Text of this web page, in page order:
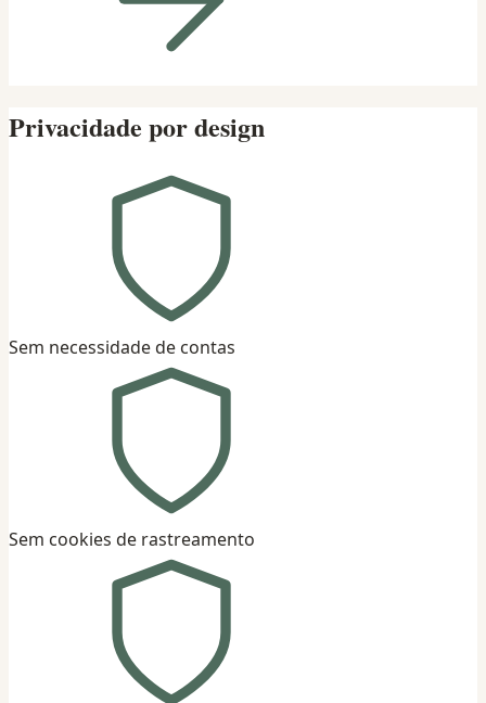
Privacidade por design
Sem necessidade de contas
Sem cookies de rastreamento